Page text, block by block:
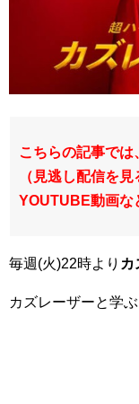
こちらの記事で
（見逃し配信を
YOUTUBE動画な
毎週(火)22時より カ
カズレーザーと学